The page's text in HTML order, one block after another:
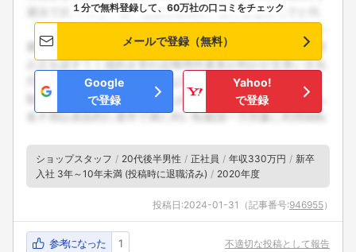
１分で無料登録して、60万社の口コミをチェック
メールで登録（無料）
Google
で登録
Yahoo!
で登録
ショップスタッフ 20代後半男性 正社員 年収330万円
新卒
入社 3年～10年未満 (投稿時に退職済み)
2020年度
投稿日:2024-01-31 （記事番号:946955）
参考になった 1 不適切な投稿として報告